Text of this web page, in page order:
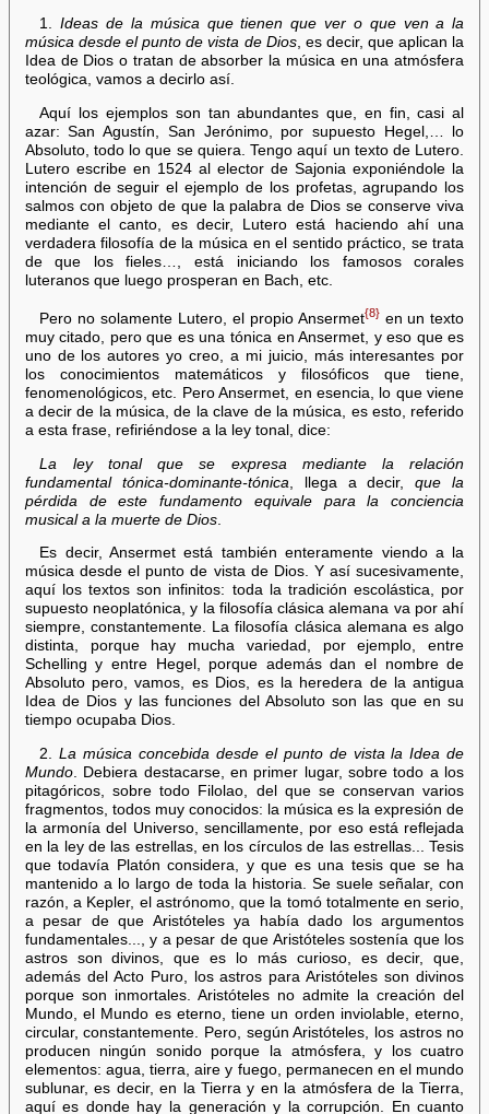
1.Ideas de la música que tienen que ver o que ven a la
música desde el punto de vista de Dios, es decir, que aplican la
Idea de Dios o tratan de absorber la música en una atmósfera
teológica, vamos a decirlo así.
Aquí los ejemplos son tan abundantes que, en fin, casi al
azar: San Agustín, San Jerónimo, por supuesto Hegel,… lo
Absoluto, todo lo que se quiera. Tengo aquí un texto de Lutero.
Lutero escribe en 1524 al elector de Sajonia exponiéndole la
intención de seguir el ejemplo de los profetas, agrupando los
salmos con objeto de que la palabra de Dios se conserve viva
mediante el canto, es decir, Lutero está haciendo ahí una
verdadera filosofía de la música en el sentido práctico, se trata
de que los fieles…, está iniciando los famosos corales
luteranos que luego prosperan en Bach, etc.
Pero no solamente Lutero, el propio Ansermet{8}en un texto
muy citado, pero que es una tónica en Ansermet, y eso que es
uno de los autores yo creo, a mi juicio, más interesantes por
los conocimientos matemáticos y filosóficos que tiene,
fenomenológicos, etc. Pero Ansermet, en esencia, lo que viene
a decir de la música, de la clave de la música, es esto, referido
a esta frase, refiriéndose a la ley tonal, dice:
La ley tonal que se expresa mediante la relación
fundamental tónica-dominante-tónica , llega a decir,que la
pérdida de este fundamento equivale para la conciencia
musical a la muerte de Dios.
Es decir, Ansermet está también enteramente viendo a la
música desde el punto de vista de Dios. Y así sucesivamente,
aquí los textos son infinitos: toda la tradición escolástica, por
supuesto neoplatónica, y la filosofía clásica alemana va por ahí
siempre, constantemente. La filosofía clásica alemana es algo
distinta, porque hay mucha variedad, por ejemplo, entre
Schelling y entre Hegel, porque además dan el nombre de
Absoluto pero, vamos, es Dios, es la heredera de la antigua
Idea de Dios y las funciones del Absoluto son las que en su
tiempo ocupaba Dios.
2.La música concebida desde el punto de vista la Idea de
Mundo. Debiera destacarse, en primer lugar, sobre todo a los
pitagóricos, sobre todo Filolao, del que se conservan varios
fragmentos, todos muy conocidos: la música es la expresión de
la armonía del Universo, sencillamente, por eso está reflejada
en la ley de las estrellas, en los círculos de las estrellas... Tesis
que todavía Platón considera, y que es una tesis que se ha
mantenido a lo largo de toda la historia. Se suele señalar, con
razón, a Kepler, el astrónomo, que la tomó totalmente en serio,
a pesar de que Aristóteles ya había dado los argumentos
fundamentales..., y a pesar de que Aristóteles sostenía que los
astros son divinos, que es lo más curioso, es decir, que,
además del Acto Puro, los astros para Aristóteles son divinos
porque son inmortales. Aristóteles no admite la creación del
Mundo, el Mundo es eterno, tiene un orden inviolable, eterno,
circular, constantemente. Pero, según Aristóteles, los astros no
producen ningún sonido porque la atmósfera, y los cuatro
elementos: agua, tierra, aire y fuego, permanecen en el mundo
sublunar, es decir, en la Tierra y en la atmósfera de la Tierra,
aquí es donde hay la generación y la corrupción. En cuanto